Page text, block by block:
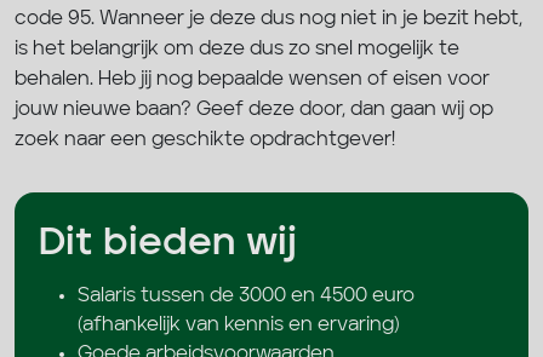
code 95. Wanneer je deze dus nog niet in je bezit hebt,
is het belangrijk om deze dus zo snel mogelijk te
behalen. Heb jij nog bepaalde wensen of eisen voor
jouw nieuwe baan? Geef deze door, dan gaan wij op
zoek naar een geschikte opdrachtgever!
Dit bieden wij
Salaris tussen de 3000 en 4500 euro
(afhankelijk van kennis en ervaring)